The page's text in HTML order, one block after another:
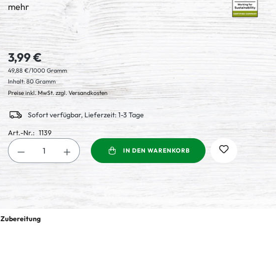
mehr
3,99 €
49,88 €/1000 Gramm
Inhalt:80 Gramm
Preise inkl. MwSt. zzgl. Versandkosten
Sofort verfügbar, Lieferzeit: 1-3 Tage
Art.-Nr.: 1139
Produkt Anzahl: Gib den gewünschten Wert ein
IN DEN WARENKORB
Zubereitung